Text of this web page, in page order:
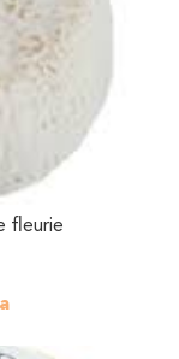
fleurie